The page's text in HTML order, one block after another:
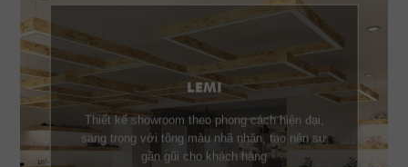
LEMI
Thiết kế showroom theo phong cách hiện đại,
sang trọng với tông màu nhã nhặn, tạo nên sự
gần gũi cho khách hàng